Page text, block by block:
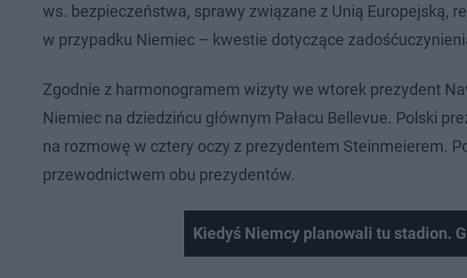
ws. bezpieczeństwa, sprawy związane z Unią Europejską,
w przypadku Niemiec – kwestie dotyczące
Zgodnie z harmonogramem wizyty we wtorek prezydent
Niemiec na dziedzińcu głównym Pałacu Bellevue. Polski
na rozmowę w cztery oczy z prezydentem Steinmeierem.
przewodnictwem obu prezydentów.
Kiedyś Niemcy planowali tu stadion.